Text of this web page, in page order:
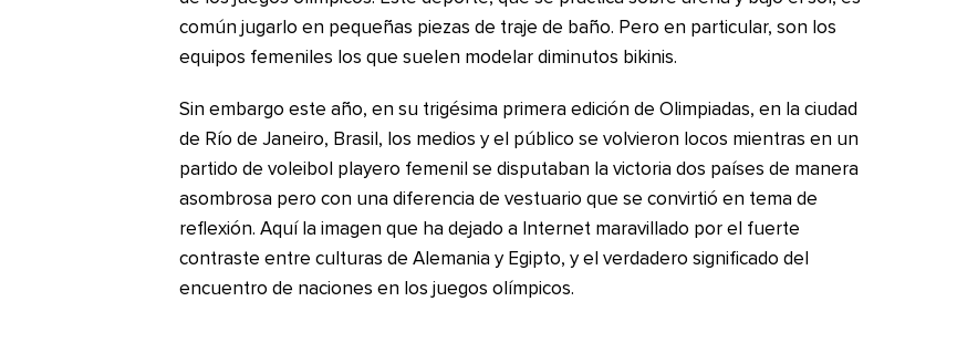
común jugarlo en pequeñas piezas de traje de baño. Pero en particular, son los
equipos femeniles los que suelen modelar diminutos bikinis.
Sin embargo este año, en su trigésima primera edición de Olimpiadas, en la ciudad
de Río de Janeiro, Brasil, los medios y el público se volvieron locos mientras en un
partido de voleibol playero femenil se disputaban la victoria dos países de manera
asombrosa pero con una diferencia de vestuario que se convirtió en tema de
reflexión. Aquí la imagen que ha dejado a Internet maravillado por el fuerte
contraste entre culturas de Alemania y Egipto, y el verdadero significado del
encuentro de naciones en los juegos olímpicos.